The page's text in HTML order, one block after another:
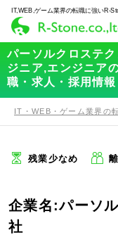
IT,WEB,ゲーム業界の転職に強いR-
パーソルクロステ
ジニア,エンジニア
職・求人・採用情報
IT・WEB・ゲーム業界の
残業少なめ
企業名:パーソ
社